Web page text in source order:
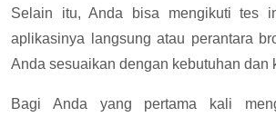
Selain itu, Anda bisa mengikuti tes
aplikasinya langsung atau perantara
Anda sesuaikan dengan kebutuhan dan
Bagi Anda yang pertama kali